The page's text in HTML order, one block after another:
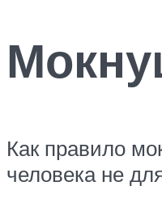
Как правило
человека не